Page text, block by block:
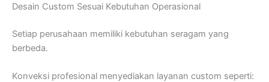
Desain Custom Sesuai Kebutuhan Operasional
Setiap perusahaan memiliki kebutuhan seragam yang
berbeda.
Konveksi profesional menyediakan layanan custom seperti: